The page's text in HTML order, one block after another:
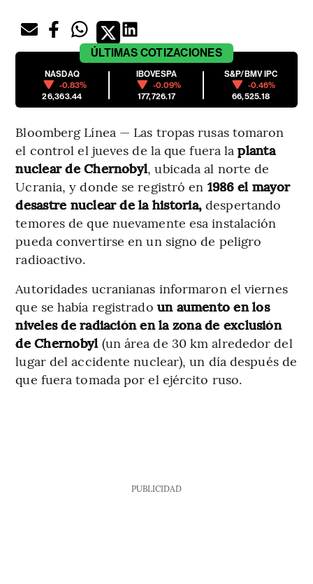
ÚLTIMAS COTIZACIONES
NASDAQ
-0.83%
26,363.44
IBOVESPA
-0.09%
177,726.17
S&P/BMV IPC
-0.46%
66,525.18
Bloomberg Línea — Las tropas rusas tomaron
el control el jueves de la que fuera laplanta
nuclear de Chernobyl, ubicada al norte de
Ucrania, y donde se registró en 1986 el mayor
desastre nuclear de la historia, despertando
temores de que nuevamente esa instalación
pueda convertirse en un signo de peligro
radioactivo.
Autoridades ucranianas informaron el viernes
que se había registrado un aumento en los
niveles de radiación en la zona de exclusión
de Chernobyl (un área de 30 km alrededor del
lugar del accidente nuclear), un día después de
que fuera tomada por el ejército ruso.
PUBLICIDAD